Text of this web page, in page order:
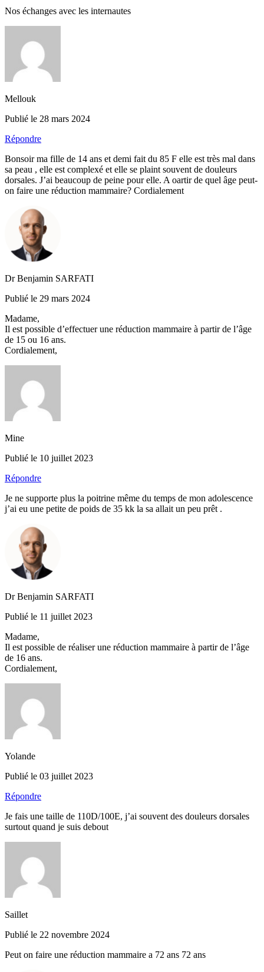
Nos échanges avec les internautes
Mellouk
Publié le 28 mars 2024
Répondre
Bonsoir ma fille de 14 ans et demi fait du 85 F elle est très mal dans
sa peau , elle est complexé et elle se plaint souvent de douleurs
dorsales. J’ai beaucoup de peine pour elle. A oartir de quel âge peut-
on faire une réduction mammaire? Cordialement
Dr Benjamin SARFATI
Publié le 29 mars 2024
Madame,
Il est possible d’effectuer une réduction mammaire à partir de l’âge
de 15 ou 16 ans.
Cordialement,
Mine
Publié le 10 juillet 2023
Répondre
Je ne supporte plus la poitrine même du temps de mon adolescence
j’ai eu une petite de poids de 35 kk la sa allait un peu prêt .
Dr Benjamin SARFATI
Publié le 11 juillet 2023
Madame,
Il est possible de réaliser une réduction mammaire à partir de l’âge
de 16 ans.
Cordialement,
Yolande
Publié le 03 juillet 2023
Répondre
Je fais une taille de 110D/100E, j’ai souvent des douleurs dorsales
surtout quand je suis debout
Saillet
Publié le 22 novembre 2024
Peut on faire une réduction mammaire a 72 ans 72 ans